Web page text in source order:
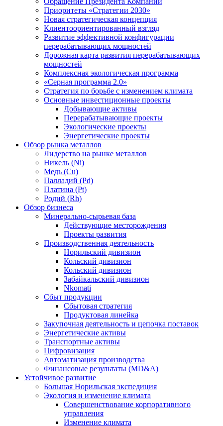
Приоритеты «Стратегии 2030»
Новая стратегическая концепция
Клиентоориентированный взгляд
Развитие эффективной конфигурации
перерабатывающих мощностей
Дорожная карта развития перерабатывающих
мощностей
Комплексная экологическая программа
«Серная программа 2.0»
Стратегия по борьбе с изменением климата
Основные инвестиционные проекты
Добывающие активы
Перерабатывающие проекты
Экологические проекты
Энергетические проекты
Обзор рынка металлов
Лидерство на рынке металлов
Никель (Ni)
Медь (Cu)
Палладий (Pd)
Платина (Pt)
Родий (Rh)
Обзор бизнеса
Минерально-сырьевая база
Действующие месторождения
Проекты развития
Производственная деятельность
Норильский дивизион
Кольский дивизион
Кольский дивизион
Забайкальский дивизион
Nkomati
Сбыт продукции
Сбытовая стратегия
Продуктовая линейка
Закупочная деятельность и цепочка поставок
Энергетические активы
Транспортные активы
Цифровизация
Автоматизация производства
Финансовые результаты (MD&A)
Устойчивое развитие
Большая Норильская экспедиция
Экология и изменение климата
Совершенствование корпоративного
управления
Изменение климата